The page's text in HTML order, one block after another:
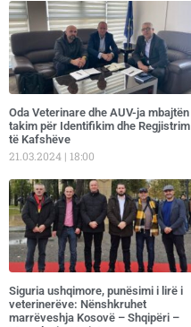
Oda Veterinare dhe AUV-ja mbajtën
takim për Identifikim dhe Regjistrim
të Kafshëve
21.03.2024 18:00
​Siguria ushqimore, punësimi i lirë i
veterinerëve: Nënshkruhet
marrëveshja Kosovë – Shqipëri –